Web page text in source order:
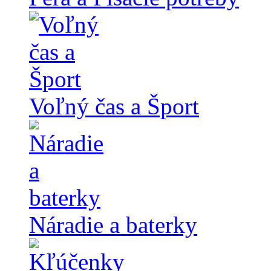
Voľný čas a Šport
Náradie a baterky